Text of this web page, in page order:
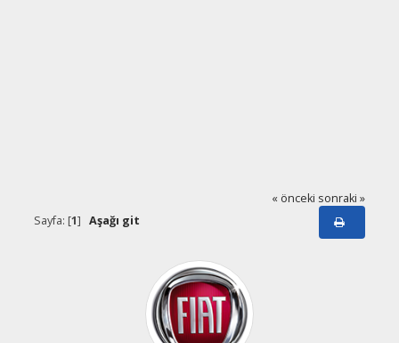
« önceki sonraki »
Sayfa: [1]Aşağı git